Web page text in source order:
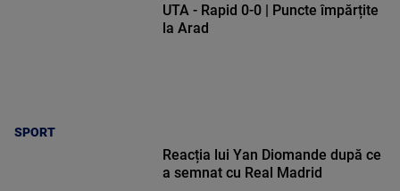
SPORT
UTA - Rapid 0-0 | Puncte împărțite
la Arad
Reacția lui Yan Diomande după ce
a semnat cu Real Madrid